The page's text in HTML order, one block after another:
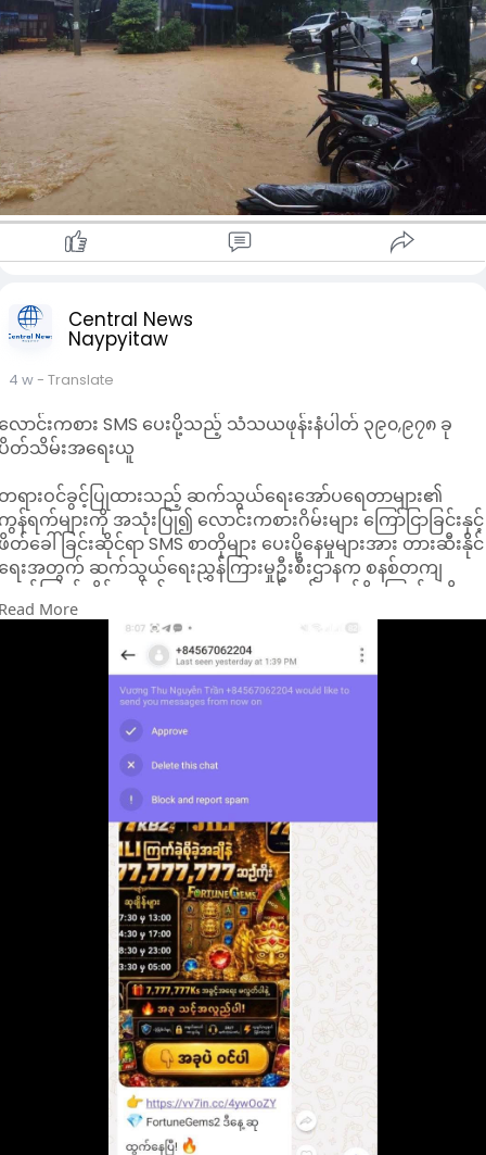
Central News
Naypyitaw
4 w- Translate
ောင်းကစား SMS ပေးပို့သည့် သံသယဖုန်းနံပါတ် ၃၉၀,၉၇၈ ခု
တ်သိမ်းအရေးယူ
ရားဝင်ခွင့်ပြုထားသည့် ဆက်သွယ်ရေးအော်ပရေတာများ၏
န်ရက်များကို အသုံးပြု၍ လောင်းကစားဂိမ်းများ ကြော်ငြာခြင်းနှင့်
တ်ခေါ်ခြင်းဆိုင်ရာ SMS စာတိုများ ပေးပို့နေမှုများအား တားဆီးနိုင်
ေးအတွက် ဆက်သွယ်ရေးညွှန်ကြားမှုဦးစီးဌာနက စနစ်တကျ
ောင့်ကြည့်ထိန်းချုပ်၍ အရေးယူဆောင်ရွက်လျက်ရှိကြောင်း သိရ
ည်။
ြည်ထောင်စုအစိုးရ သတင်းထုတ်ပြန်ရေးအဖွဲ့မှတစ်ဆင့် မေးမြန်း
ာသည့် လောင်းကစားဂိမ်းများက ဖုန်းနံပါတ်အမျိုးမျိုးအသုံးပြု၍
ပေးပို့နေမှုများကို မည်သို့တားဆီးဆောင်ရွက်နေသည်နှင့်
တ်သက်၍ ပို့ဆောင်ရေးနှင့် ဆက်သွယ်ရေးညွှန်ကြားမှုဦးစီးဌာနက
ြန်လည်ဖြေကြားခဲ့ခြင်းဖြစ်သည်။
ကဲ့သို့ ပြန်လည်ဖြေကြားရာတွင် ဖုန်းနံပါတ်တစ်ခုတည်းမှ တူညီ
ောစာသားများကို ဖုန်းနံပါတ် ၆၀ ခုသို့ အချိန်တစ်နာရီအတွင်း ဖြန့်
ေပေးပို့ခြင်း သို့မဟုတ် ၂၄ နာရီအတွင်း ဖုန်းနံပါတ် ၁,၀၀၀ ခုသို့ ဖြန့်
ေပေးပို့ခြင်းတို့ကို ပုံမှန်မဟုတ်သော SMS ပေးပို့မှုအဖြစ် သတ်မှတ်
ားကြောင်း ဖော်ပြထားသည်။
ဆိုပါ ပုံမှန်မဟုတ်သော SMS ပေးပို့မှုများကို သက်ဆိုင်ရာ ဆက်
ယ်ရေးအော်ပရေတာများ၏ SMS Firewall စနစ်တွင် Automatic
Direction နည်းလမ်းဖြင့် အလိုအလျောက်ပိတ်သိမ်းကာ
ားဆီးဆောင်ရွက်လျက်ရှိကြောင်း သိရသည်။
သို့ စောင့်ကြည့်ထိန်းချုပ်၍ အရေးယူဆောင်ရွက်မှုများအရ ၂၀၂၆
နှစ် ဇွန်လ ၃၀ ရက်အထိ လောင်းကစားနှင့် ဆက်စပ်၍ သံသယဖြစ်
ယ် SMS များ ပေးပို့နေသည့် ဖုန်းနံပါတ် စုစုပေါင်း ၃၉၀,၉၇၈ ခုကို
ပြီးတိုင်ပိတ်သိမ်းထားကြောင်း သိရသည်။
အပြင် လောင်းကစား SMS များ ပေးပို့နေသည့် ဖုန်းနံပါတ်များကို
ေ့ရှိပါက ဆက်သွယ်ရေးညွှန်ကြားမှုဦးစီးဌာန၏
သို့ ဆက်သွယ်တိုင်ကြားနိုင်ကြောင်း
သိပေးထားသည်။
More